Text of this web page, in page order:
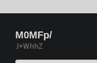
M0MFp/
J+WhhZ